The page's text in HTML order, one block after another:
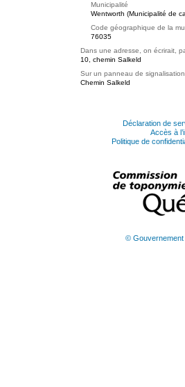
Municipalité
Wentworth (Municipalité de
Code géographique de la
76035
Dans une adresse, on écrirait,
10, chemin Salkeld
Sur un panneau de
Chemin Salkeld
Déclaration de
Accès à
Politique de
©